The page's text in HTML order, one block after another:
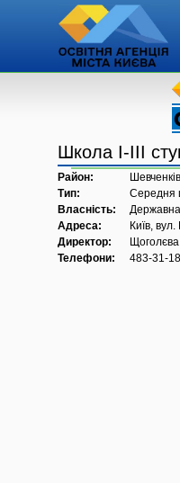
Школа I-III
Район:
Тип:
Середня
Власність:
Адреса:
Київ,
Директор:
Телефони:
483-31-